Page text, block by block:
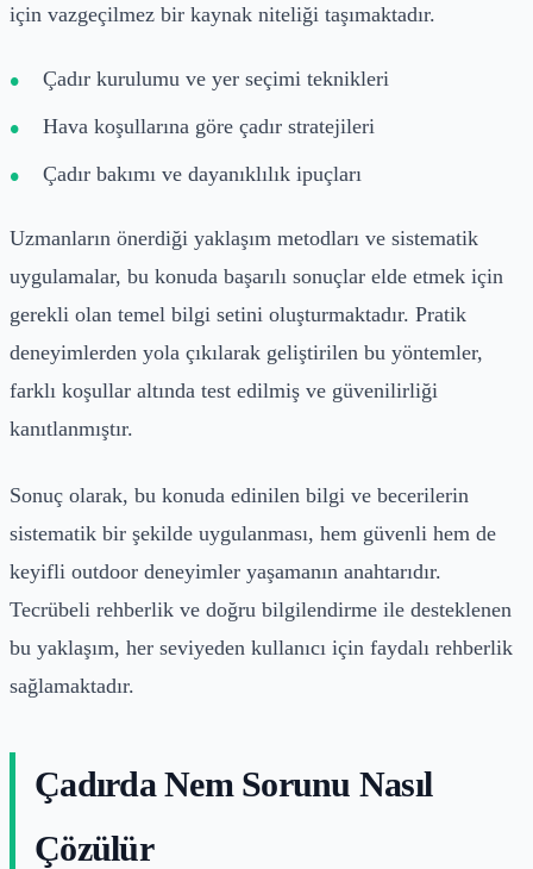
için vazgeçilmez bir kaynak niteliği taşımaktadır.
Çadır kurulumu ve yer seçimi teknikleri
Hava koşullarına göre çadır stratejileri
Çadır bakımı ve dayanıklılık ipuçları
Uzmanların önerdiği yaklaşım metodları ve sistematik
uygulamalar, bu konuda başarılı sonuçlar elde etmek için
gerekli olan temel bilgi setini oluşturmaktadır. Pratik
deneyimlerden yola çıkılarak geliştirilen bu yöntemler,
farklı koşullar altında test edilmiş ve güvenilirliği
kanıtlanmıştır.
Sonuç olarak, bu konuda edinilen bilgi ve becerilerin
sistematik bir şekilde uygulanması, hem güvenli hem de
keyifli outdoor deneyimler yaşamanın anahtarıdır.
Tecrübeli rehberlik ve doğru bilgilendirme ile desteklenen
bu yaklaşım, her seviyeden kullanıcı için faydalı rehberlik
sağlamaktadır.
Çadırda Nem Sorunu Nasıl
Çözülür